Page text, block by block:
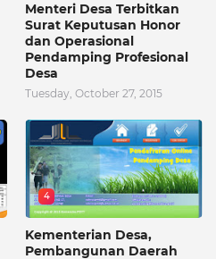
Menteri Desa Terbitkan
Surat Keputusan Honor
dan Operasional
Pendamping Profesional
Desa
Tuesday, October 27, 2015
4
Kementerian Desa,
Pembangunan Daerah